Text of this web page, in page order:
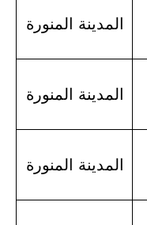
المدينة المنورة
المدينة المنورة
المدينة المنورة